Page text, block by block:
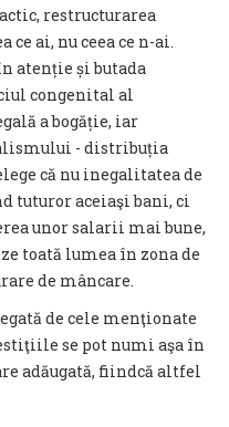
restructurarea
ai, nu ceea ce n-ai.
atenție și butada
congenital al
a bogăție, iar
- distribuția
că nu inegalitatea de
tuturor aceiaşi bani, ci
unor salarii mai bune,
toată lumea în zona de
de mâncare.
de cele menţionate
se pot numi aşa în
adăugată, fiindcă altfel